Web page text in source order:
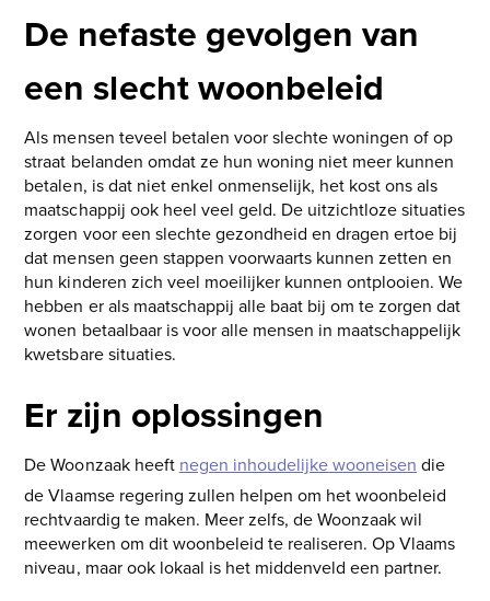
De nefaste gevolgen van
een slecht woonbeleid
Als mensen teveel betalen voor slechte woningen of op
straat belanden omdat ze hun woning niet meer kunnen
betalen, is dat niet enkel onmenselijk, het kost ons als
maatschappij ook heel veel geld. De uitzichtloze situaties
zorgen voor een slechte gezondheid en dragen ertoe bij
dat mensen geen stappen voorwaarts kunnen zetten en
hun kinderen zich veel moeilijker kunnen ontplooien. We
hebben er als maatschappij alle baat bij om te zorgen dat
wonen betaalbaar is voor alle mensen in maatschappelijk
kwetsbare situaties.
Er zijn oplossingen
De Woonzaak heeft negen inhoudelijke wooneisen die
de Vlaamse regering zullen helpen om het woonbeleid
rechtvaardig te maken. Meer zelfs, de Woonzaak wil
meewerken om dit woonbeleid te realiseren. Op Vlaams
niveau, maar ook lokaal is het middenveld een partner.